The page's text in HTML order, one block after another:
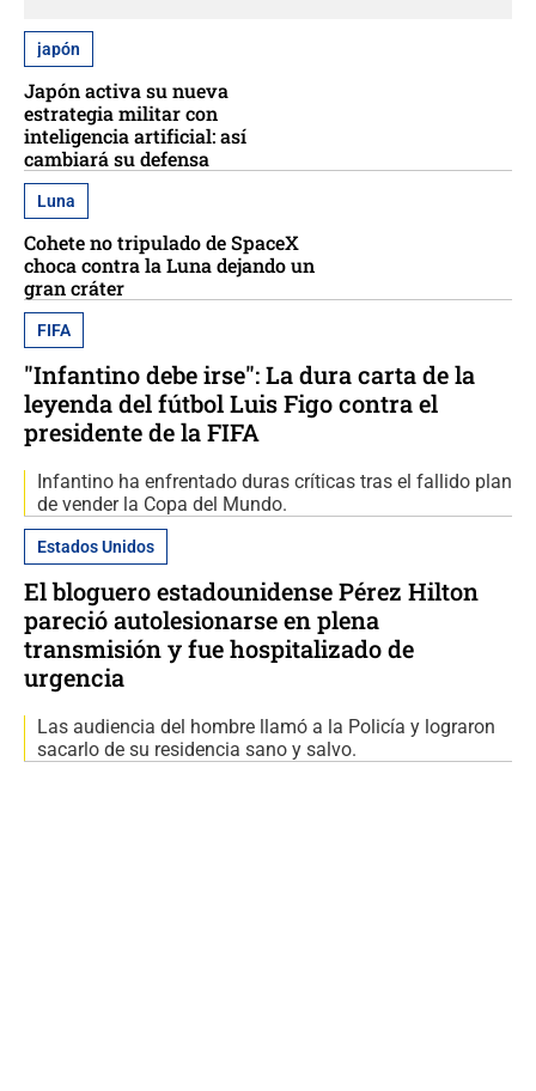
japón
Japón activa su nueva
estrategia militar con
inteligencia artificial: así
cambiará su defensa
Luna
Cohete no tripulado de SpaceX
choca contra la Luna dejando un
gran cráter
FIFA
"Infantino debe irse": La dura carta de la
leyenda del fútbol Luis Figo contra el
presidente de la FIFA
Infantino ha enfrentado duras críticas tras el fallido plan
de vender la Copa del Mundo.
Estados Unidos
El bloguero estadounidense Pérez Hilton
pareció autolesionarse en plena
transmisión y fue hospitalizado de
urgencia
Las audiencia del hombre llamó a la Policía y lograron
sacarlo de su residencia sano y salvo.